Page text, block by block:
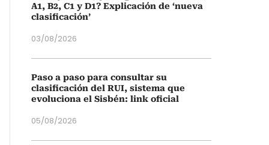
A1, B2, C1 y D1? Explicación de ‘nueva
clasificación’
03/08/2026
Paso a paso para consultar su
clasificación del RUI, sistema que
evoluciona el Sisbén: link oficial
05/08/2026